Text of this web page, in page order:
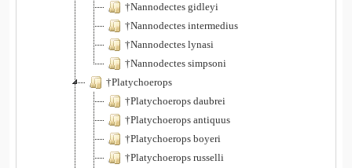
†Nannodectes gidleyi
†Nannodectes intermedius
†Nannodectes lynasi
†Nannodectes simpsoni
†Platychoerops
†Platychoerops daubrei
†Platychoerops antiquus
†Platychoerops boyeri
†Platychoerops russelli